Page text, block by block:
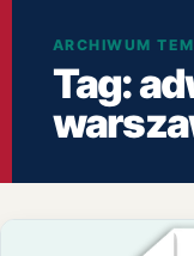
ARCHIWUM
Tag: